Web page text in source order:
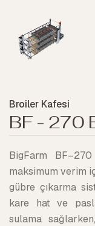
Broiler Kafesi
BF - 270
BigFarm
maksimum verim
gübre çıkarma
kare hat ve
sulama